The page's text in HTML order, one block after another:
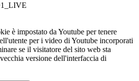
è impostato da Youtube per tenere
per i video di Youtube incorporati
se il visitatore del sito web sta
versione dell'interfaccia di